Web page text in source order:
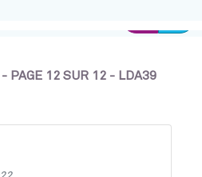
Connexion
PAGE 12 SUR 12 - LDA39